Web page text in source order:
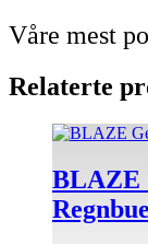
Våre mest
Relaterte
BLAZE